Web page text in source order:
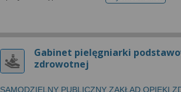
Gabinet pielęgniarki
zdrowotnej
SAMODZIELNY PUBLICZNY ZAKŁAD OPIEKI